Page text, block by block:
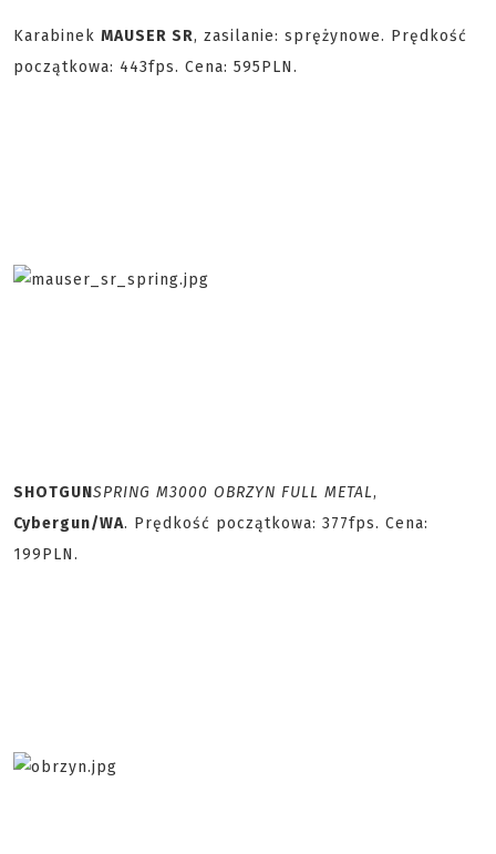
Karabinek MAUSER SR, zasilanie: sprężynowe. Prędkość
początkowa: 443fps. Cena: 595PLN.
SHOTGUNSPRING M3000 OBRZYN FULL METAL,
Cybergun/WA. Prędkość początkowa: 377fps. Cena:
199PLN.